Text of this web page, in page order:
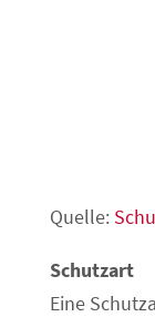
Quelle:
Schutzart
Eine